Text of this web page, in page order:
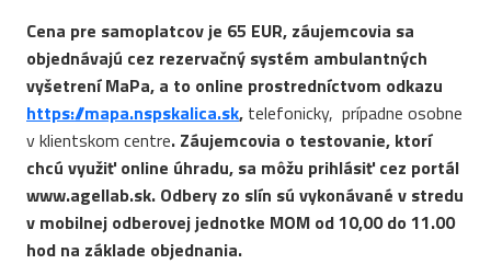
Cena pre samoplatcov je 65 EUR, záujemcovia sa
objednávajú cez rezervačný systém ambulantných
vyšetrení MaPa, a to online prostredníctvom odkazu
https://mapa.nspskalica.sk, telefonicky, prípadne osobne
v klientskom centre. Záujemcovia o testovanie, ktorí
chcú využiť online úhradu, sa môžu prihlásiť cez portál
www.agellab.sk. Odbery zo slín sú vykonávané v stredu
v mobilnej odberovej jednotke MOM od 10,00 do 11.00
hod na základe objednania.